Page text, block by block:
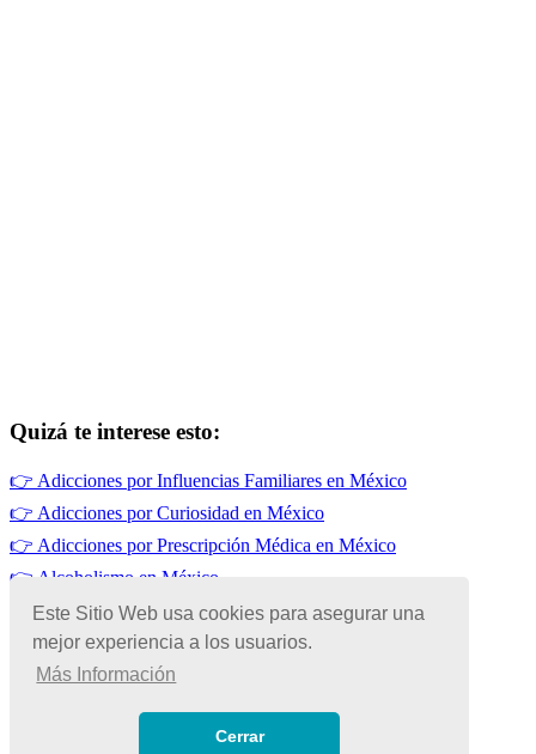
Este Sitio Web usa cookies para asegurar una
mejor experiencia a los usuarios.
Más Información
Cerrar
Quizá te interese esto:
👉 Adicciones por Influencias Familiares en México
👉 Adicciones por Curiosidad en México
👉 Adicciones por Prescripción Médica en México
👉 Alcoholismo en México
👉Tabaquismo en México
👉Adicciones por Falta de Sueño
© Copyright 2026 | Todos los Derechos Reservados